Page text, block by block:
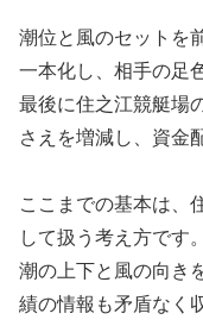
潮位と風のセットを
一本化し、相手の足
最後に住之江競艇場
さえを増減し、資金
ここまでの基本は、
して扱う考え方です
潮の上下と風の向き
績の情報も矛盾なく